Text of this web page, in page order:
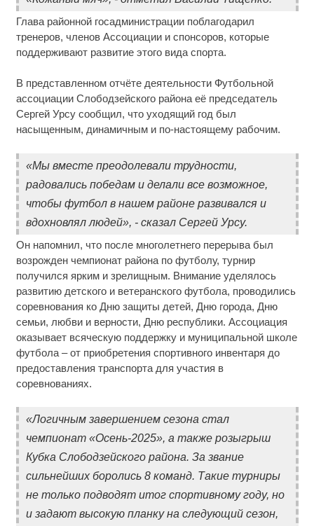
Глава районной госадминистрации поблагодарил
тренеров, членов Ассоциации и спонсоров, которые
поддерживают развитие этого вида спорта.
В представленном отчёте деятельности Футбольной
ассоциации Слободзейского района её председатель
Сергей Урсу сообщил, что уходящий год был
насыщенным, динамичным и по-настоящему рабочим.
«Мы вместе преодолевали трудности,
радовались победам и делали все возможное,
чтобы футбол в нашем районе развивался и
вдохновлял людей», - сказал Сергей Урсу.
Он напомнил, что после многолетнего перерыва был
возрожден чемпионат района по футболу, турнир
получился ярким и зрелищным. Внимание уделялось
развитию детского и ветеранского футбола, проводились
соревнования ко Дню защиты детей, Дню города, Дню
семьи, любви и верности, Дню республики. Ассоциация
оказывает всяческую поддержку и муниципальной школе
футбола – от приобретения спортивного инвентаря до
предоставления транспорта для участия в
соревнованиях.
«Логичным завершением сезона стал
чемпионат «Осень-2025», а также розыгрыш
Кубка Слободзейского района. За звание
сильнейших боролись 8 команд. Такие турниры
не только подводят итог спортивному году, но
и задают высокую планку на следующий сезон,